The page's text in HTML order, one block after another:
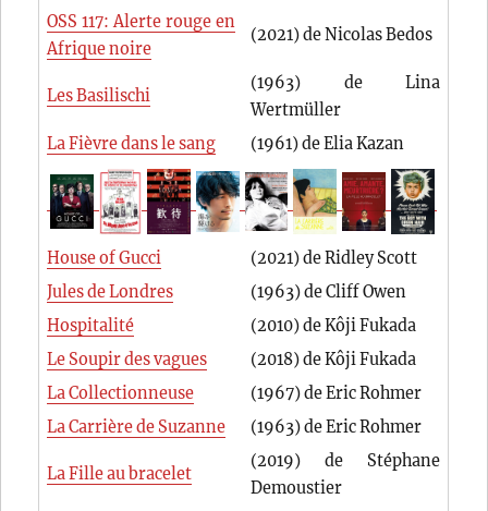
OSS 117: Alerte rouge en
Afrique noire
(2021) de Nicolas Bedos
Les Basilischi
(1963) de Lina
Wertmüller
La Fièvre dans le sang
(1961) de Elia Kazan
House of Gucci
(2021) de Ridley Scott
Jules de Londres
(1963) de Cliff Owen
Hospitalité
(2010) de Kôji Fukada
Le Soupir des vagues
(2018) de Kôji Fukada
La Collectionneuse
(1967) de Eric Rohmer
La Carrière de Suzanne
(1963) de Eric Rohmer
La Fille au bracelet
(2019) de Stéphane
Demoustier